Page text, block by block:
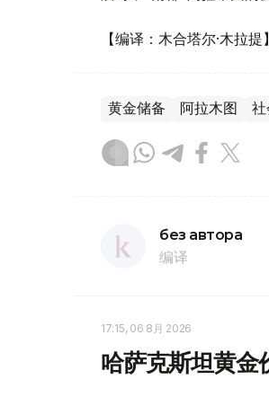
【编译：木合塔尔·木拉提
黄金储备 阿拉木图 社
без автора
编译
17:15, 06 8月 2026
哈萨克斯坦黄金